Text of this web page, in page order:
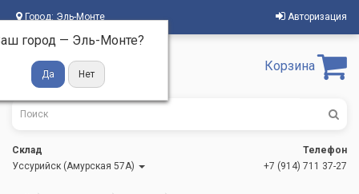
Город: Эль-Монте
город — Эль-Монте?
Авторизация
Корзина
Склад
Уссурийск (Амурская 57А)
Телефон
+7 (914) 711 37-27